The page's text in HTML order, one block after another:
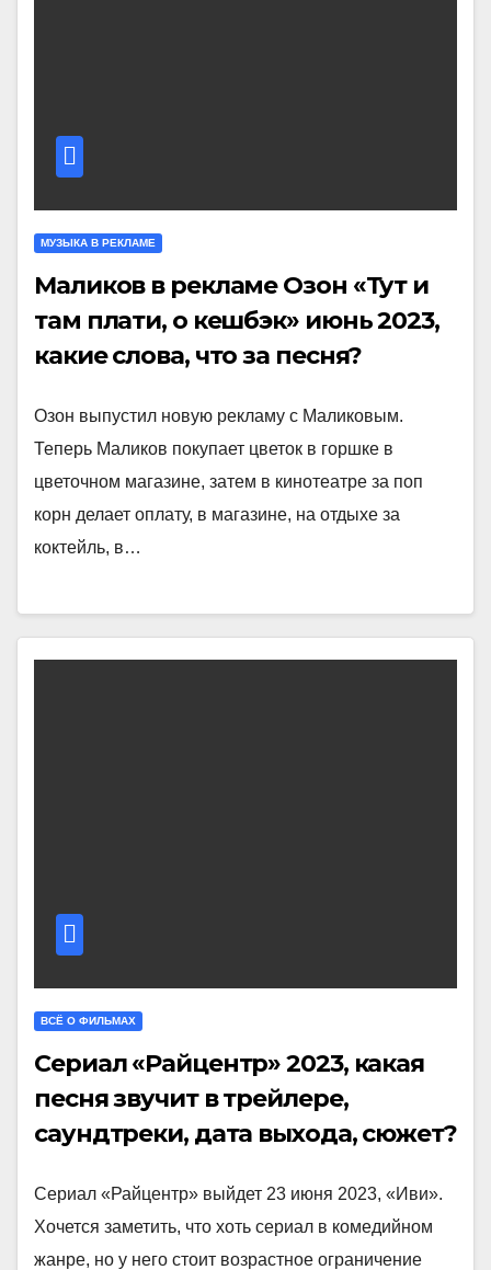
МУЗЫКА В РЕКЛАМЕ
Маликов в рекламе Озон «Тут и
там плати, о кешбэк» июнь 2023,
какие слова, что за песня?
Озон выпустил новую рекламу с Маликовым.
Теперь Маликов покупает цветок в горшке в
цветочном магазине, затем в кинотеатре за поп
корн делает оплату, в магазине, на отдыхе за
коктейль, в…
ВСЁ О ФИЛЬМАХ
Сериал «Райцентр» 2023, какая
песня звучит в трейлере,
саундтреки, дата выхода, сюжет?
Сериал «Райцентр» выйдет 23 июня 2023, «Иви».
Хочется заметить, что хоть сериал в комедийном
жанре, но у него стоит возрастное ограничение